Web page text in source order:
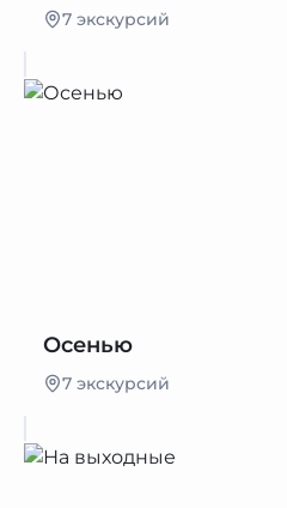
7 экскурсий
Осенью
7 экскурсий